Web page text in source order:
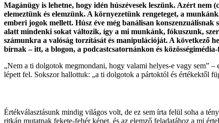
Magánügy is lehetne, hogy idén húszévesek leszünk. Azért
elemeztünk és elemzünk. A környezetünk rengeteget, a
emberi jogok mellett. Húsz éve még banálisan
alatt mindenki sokat változik, így a mi munkánk, fókuszunk,
számunkra a valóság torzítását és manipulációját. A következő
bírnak – itt, a blogon, a podcastcsatornánkon és
„Nem a ti dolgotok megmondani, hogy valami helyes-e vagy sem”
lépett fel. Sokszor hallottuk: „a ti dolgotok a pártoktól és értékektől
Értékválasztásunk mindig világos volt, de ez sem írta felül soha a
ritkán mutatnak fekete-fehér képet, és az elemző feladatához a mi